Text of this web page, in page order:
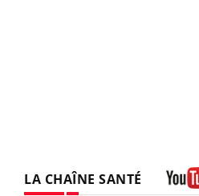
LA CHAÎNE SANTÉ